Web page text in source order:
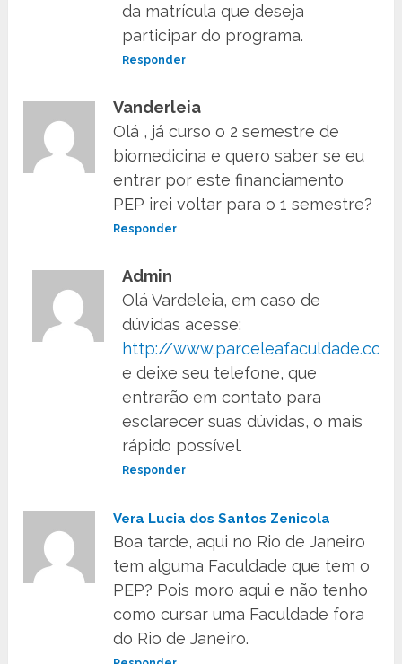
da matrícula que deseja
participar do programa.
Responder
Vanderleia
Olá , já curso o 2 semestre de
biomedicina e quero saber se eu
entrar por este financiamento
PEP irei voltar para o 1 semestre?
Responder
Admin
Olá Vardeleia, em caso de
dúvidas acesse:
http://
e deixe seu telefone, que
entrarão em contato para
esclarecer suas dúvidas, o mais
rápido possível.
Responder
Vera Lucia dos Santos Zenicola
Boa tarde, aqui no Rio de Janeiro
tem alguma Faculdade que tem o
PEP? Pois moro aqui e não tenho
como cursar uma Faculdade fora
do Rio de Janeiro.